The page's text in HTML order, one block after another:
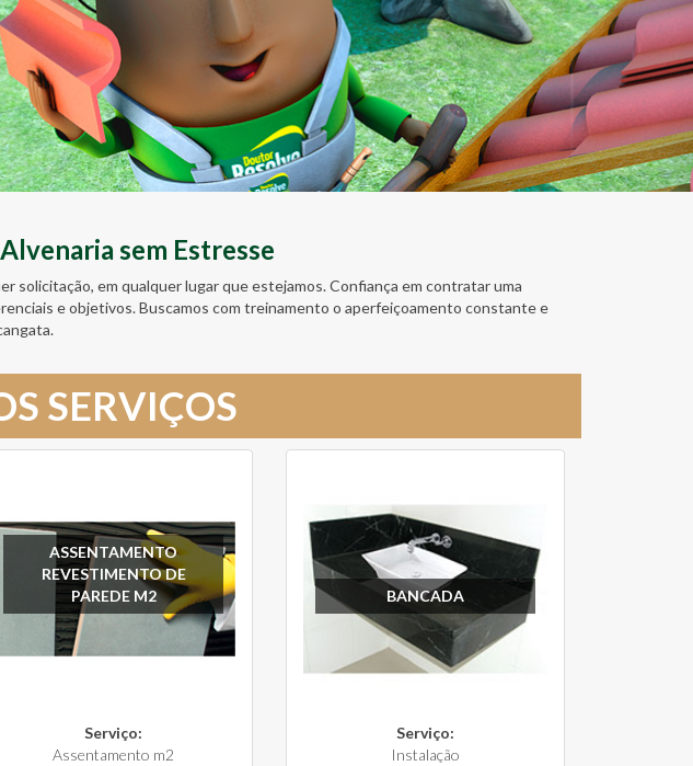
sem Estresse
solicitação, em qualquer lugar que estejamos. Confiança em contratar uma
e objetivos. Buscamos com treinamento o aperfeiçoamento constante e
SERVIÇOS
ASSENTAMENTO
REVESTIMENTO DE
PAREDE M2
Serviço:
Assentamento m2
BANCADA
Serviço:
Instalação